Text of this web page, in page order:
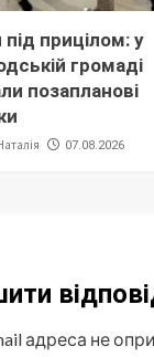
прицілом: у
громаді
позапланові
07.08.2026
адреса не